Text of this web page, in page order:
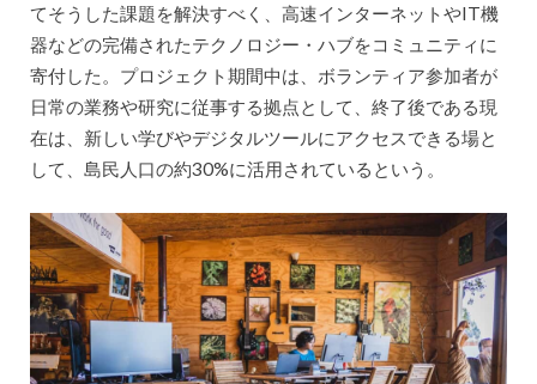
てそうした課題を解決すべく、高速インターネットやIT機
器などの完備されたテクノロジー・ハブをコミュニティに
寄付した。プロジェクト期間中は、ボランティア参加者が
日常の業務や研究に従事する拠点として、終了後である現
在は、新しい学びやデジタルツールにアクセスできる場と
して、島民人口の約30%に活用されているという。